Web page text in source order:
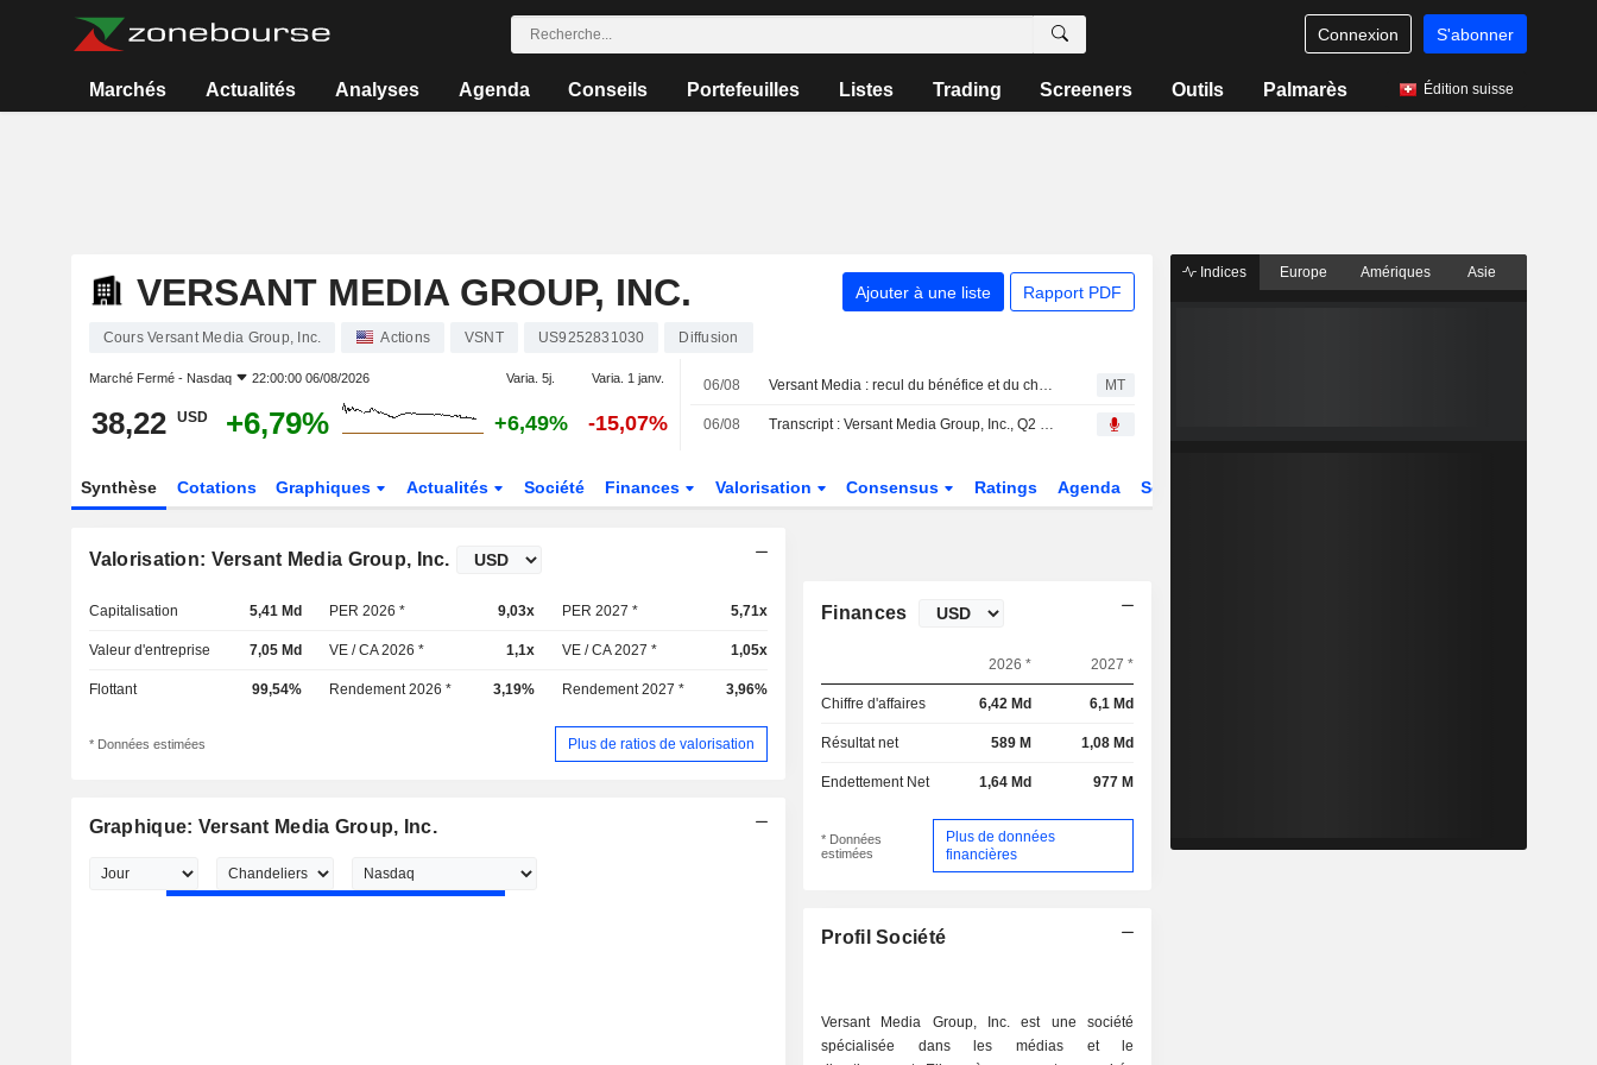
Connexion S'abonner
Marchés Actualités Analyses Agenda Conseils Portefeuilles Listes Trading Screeners Outils Palmarès Édition suisse
VERSANT MEDIA GROUP, INC. Ajouter à une liste Rapport PDF
Cours Versant Media Group, Inc. Actions VSNT US9252831030 Diffusion
Marché Fermé - Nasdaq 22:00:00 06/08/2026 Varia. 5j. Varia. 1 janv.
38,22 USD +6,79% +6,49% -15,07%
06/08 Versant Media : recul du bénéfice et du chiffre d'affaires au deuxième trimestre MT
06/08 Transcript : Versant Media Group, Inc., Q2 2026 Earnings Call, Aug 06, 2026
Synthèse Cotations Graphiques Actualités Société Finances Valorisation Consensus Ratings Agenda Secteur
Valorisation: Versant Media Group, Inc.
Capitalisation 5,41 Md PER 2026 * 9,03x PER 2027 * 5,71x
Valeur d'entreprise 7,05 Md VE / CA 2026 * 1,1x VE / CA 2027 * 1,05x
Flottant 99,54% Rendement 2026 * 3,19% Rendement 2027 * 3,96%
* Données estimées Plus de ratios de valorisation
Graphique: Versant Media Group, Inc.
Finances
2026 * 2027 *
Chiffre d'affaires 6,42 Md 6,1 Md
Résultat net 589 M 1,08 Md
Endettement Net 1,64 Md 977 M
* Données
estimées
Plus de données
financières
Profil Société
Versant Media Group, Inc. est une société
spécialisée dans les médias et le
Indices Europe Amériques Asie